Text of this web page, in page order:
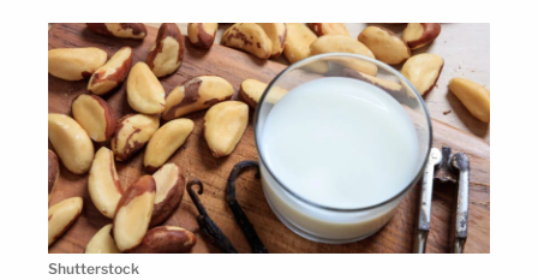
Shutterstock